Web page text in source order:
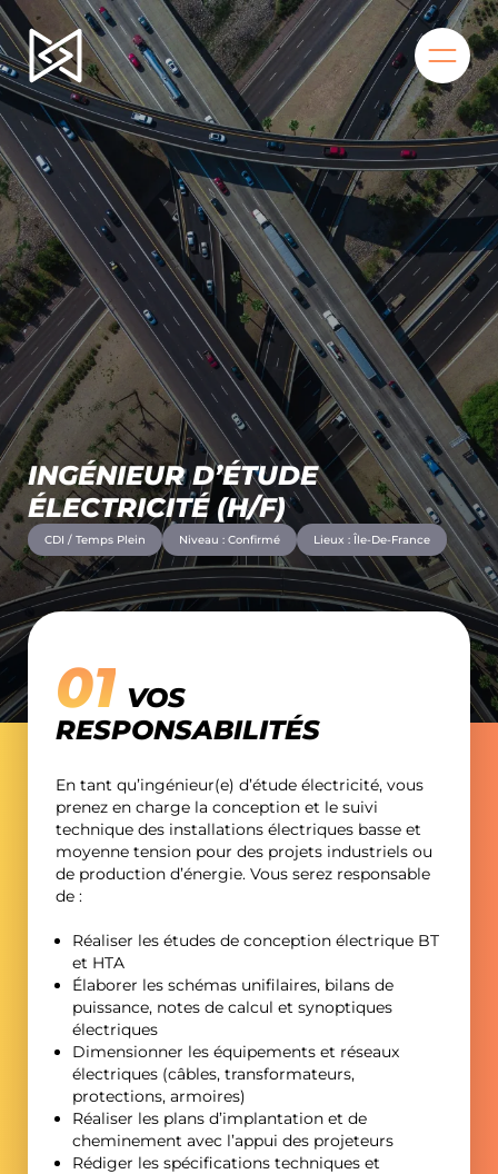
INGÉNIEUR D’ÉTUDE
ÉLECTRICITÉ (H/F)
CDI / Temps Plein Niveau : Confirmé Lieux : Île-De-France
VOS
RESPONSABILITÉS
En tant qu’ingénieur(e) d’étude électricité, vous
prenez en charge la conception et le suivi
technique des installations électriques basse et
moyenne tension pour des projets industriels ou
de production d’énergie. Vous serez responsable
de :
Réaliser les études de conception électrique BT
et HTA
Élaborer les schémas unifilaires, bilans de
puissance, notes de calcul et synoptiques
électriques
Dimensionner les équipements et réseaux
électriques (câbles, transformateurs,
protections, armoires)
Réaliser les plans d’implantation et de
cheminement avec l’appui des projeteurs
Rédiger les spécifications techniques et
BIENVENUE
QUI SOMMES-NOUS ?
NOS SECTEURS
LA MAD’ÉQUIPE
NOS OFFRES
NOS PROJETS
MAG’DÉCA
CONTACT